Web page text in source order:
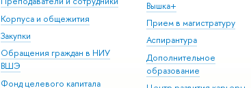
Корпуса и общежития
Закупки
Обращения граждан в НИУ
ВШЭ
Фонд целевого капитала
Вышка+
Прием в магистратуру
Аспирантура
Дополнительное
образование